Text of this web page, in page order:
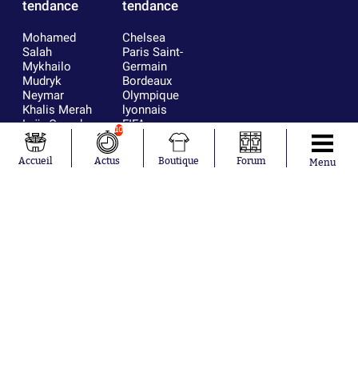
tendance
Mohamed
Salah
Mykhailo
Mudryk
Neymar
Khalis Merah
Loïs Openda
Moussa
Niakhaté
Nicolás
tendance
Chelsea
Paris Saint-
Germain
Bordeaux
Olympique
lyonnais
FIFA
Real Madrid
RC Strasbourg
AC Milan
Accueil
10
Actus Boutique Forum Menu